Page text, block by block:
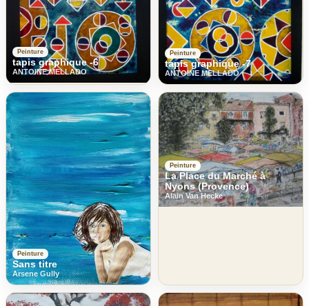
Peinture
tapis graphique -6
ANTOINE MELLADO
Peinture
tapis graphique -7
ANTOINE MELLADO
Peinture
Sans titre
Arsene Gully
Peinture
La Place du Marché à
Nyons (Provence)
Alain Van Hecke